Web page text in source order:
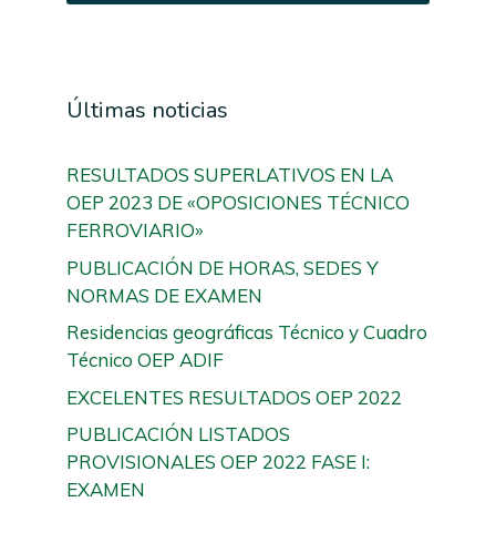
Últimas noticias
RESULTADOS SUPERLATIVOS EN LA
OEP 2023 DE «OPOSICIONES TÉCNICO
FERROVIARIO»
PUBLICACIÓN DE HORAS, SEDES Y
NORMAS DE EXAMEN
Residencias geográficas Técnico y Cuadro
Técnico OEP ADIF
EXCELENTES RESULTADOS OEP 2022
PUBLICACIÓN LISTADOS
PROVISIONALES OEP 2022 FASE I:
EXAMEN